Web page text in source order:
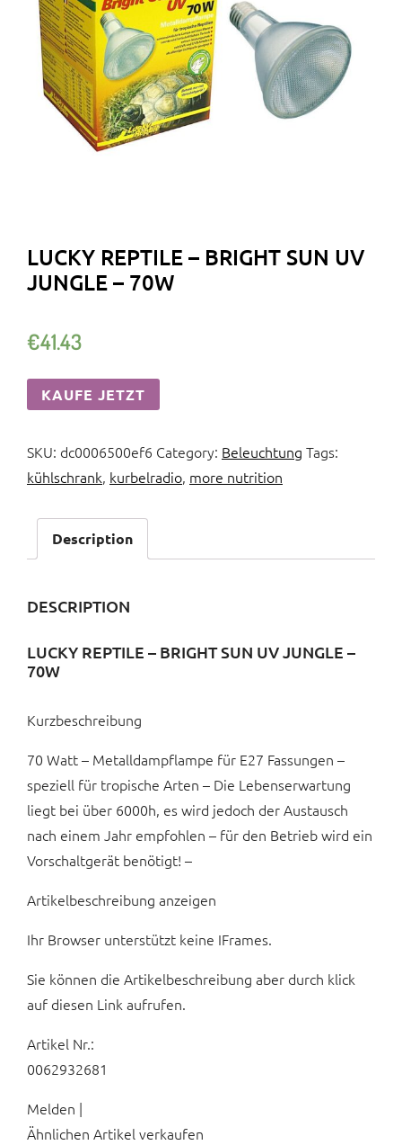
LUCKY REPTILE – BRIGHT SUN UV
JUNGLE – 70W
€41.43
KAUFE JETZT
SKU: dc0006500ef6 Category: Beleuchtung Tags:
kühlschrank, kurbelradio, more nutrition
Description
DESCRIPTION
LUCKY REPTILE – BRIGHT SUN UV JUNGLE –
70W
Kurzbeschreibung
70 Watt – Metalldampflampe für E27 Fassungen –
speziell für tropische Arten – Die Lebenserwartung
liegt bei über 6000h, es wird jedoch der Austausch
nach einem Jahr empfohlen – für den Betrieb wird ein
Vorschaltgerät benötigt! –
Artikelbeschreibung anzeigen
Ihr Browser unterstützt keine IFrames.
Sie können die Artikelbeschreibung aber durch klick
auf diesen Link aufrufen.
Artikel Nr.:
0062932681
Melden |
Ähnlichen Artikel verkaufen